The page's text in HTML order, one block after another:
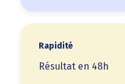
Rapidité
Résultat en 48h